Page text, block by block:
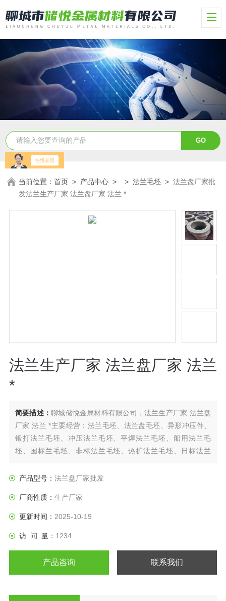
当前位置：首页 > 产品中心 > >法兰毛坯 >法兰盘厂家批
发法兰生产厂家 法兰盘厂家 法兰 *
法兰生产厂家 法兰盘厂家 法兰
*
简要描述：聊城储悦金属材料有限公司，法兰生产厂家 法兰盘
厂家 法兰 *主要经营：法兰毛坯、法兰盘毛坯、异形冲压件、
锻打法兰毛坯、冲压法兰毛坯、平焊法兰毛坯、船用法兰毛
坯、国标兰毛坯、非标法兰毛坯、热扩法兰毛坯、日标法兰
产品型号： 法兰盘厂家批发
厂商性质： 生产厂家
更新时间： 2025-10-19
访 问 量： 1234
产品咨询 联系我们